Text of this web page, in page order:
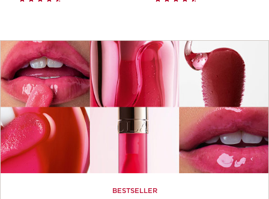
BESTSELLER